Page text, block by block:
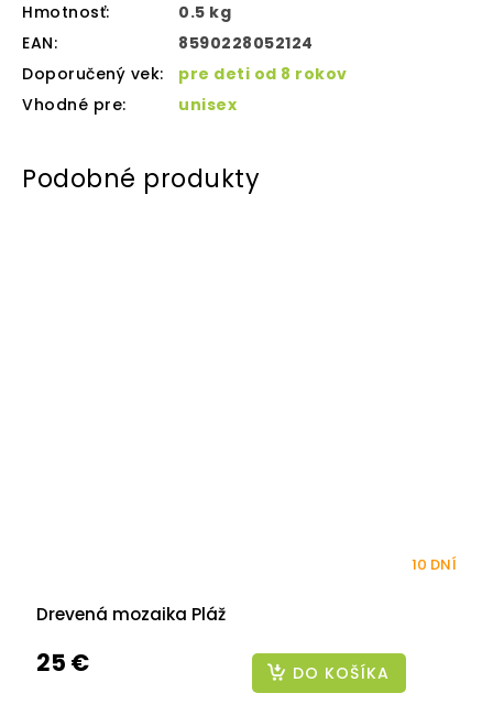
Hmotnosť:
0.5 kg
EAN:
8590228052124
Doporučený vek:
pre deti od 8 rokov
Vhodné pre: unisex
Drevená mozaika Pláž
10 DNÍ
25 € DO KOŠÍKA